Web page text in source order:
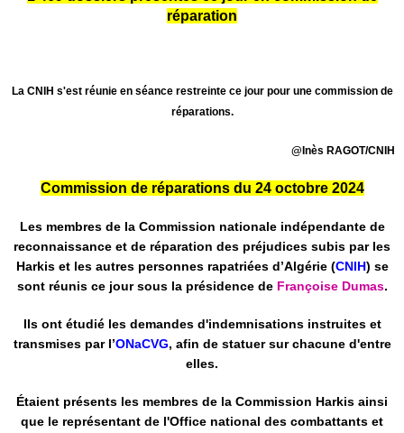
réparation
La CNIH s'est réunie en séance restreinte ce jour pour une commission de
réparations.
@Inès RAGOT/CNIH
Commission de réparations du 24 octobre 2024
Les membres de la Commission nationale indépendante de
reconnaissance et de réparation des préjudices subis par les
Harkis et les autres personnes rapatriées d’Algérie (CNIH) se
sont réunis ce jour sous la présidence de Françoise Dumas.
Ils ont étudié les demandes d'indemnisations instruites et
transmises par l’ONaCVG, afin de statuer sur chacune d'entre
elles.
Étaient présents les membres de la Commission Harkis ainsi
que le représentant de l'Office national des combattants et